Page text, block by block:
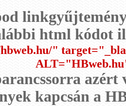
html kódot
"
azért
kapcsán a